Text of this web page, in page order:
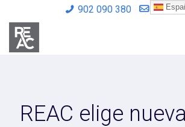
902 090 380
REAC elige